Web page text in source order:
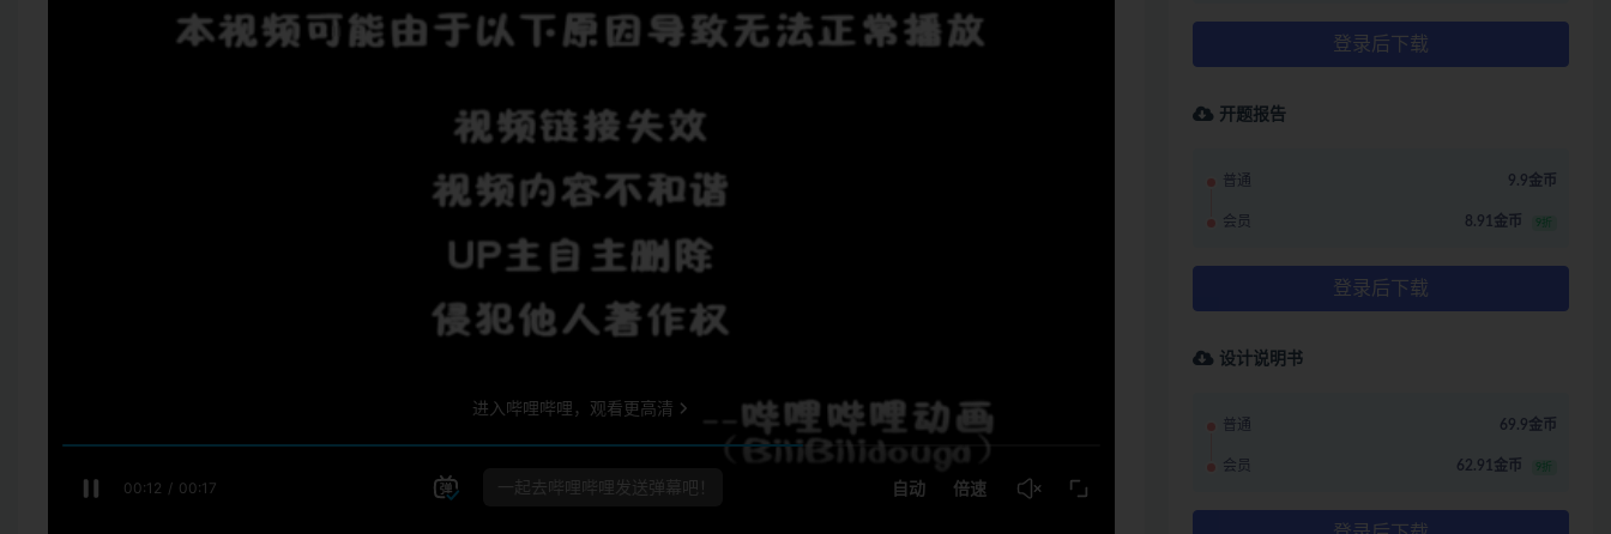
登录后下载
开题报告
普通 9.9金币
会员 8.91金币 9折
登录后下载
设计说明书
普通 69.9金币
会员 62.91金币 9折